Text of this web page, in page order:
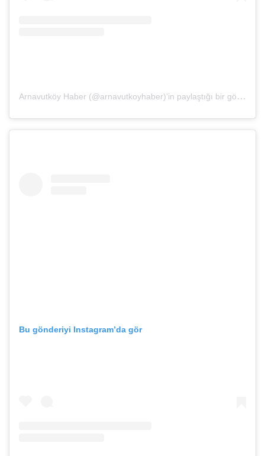
Arnavutköy Haber (@arnavutkoyhaber)’in paylaştığı bir gönderi
Bu gönderiyi Instagram’da gör